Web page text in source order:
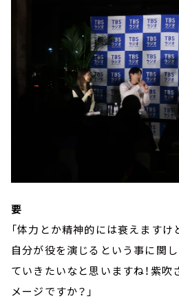
要
「体力とか精神的には衰えます
自分が役を演じるという事に関
ていきたいなと思いますね！紫
メージですか？」